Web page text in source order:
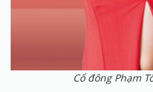
Cổ đông Phạm